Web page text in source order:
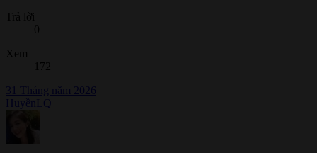
Trả lời
0
Xem
172
31 Tháng năm 2026
HuyềnLQ